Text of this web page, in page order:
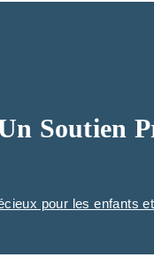
Soutien
pour les enfants